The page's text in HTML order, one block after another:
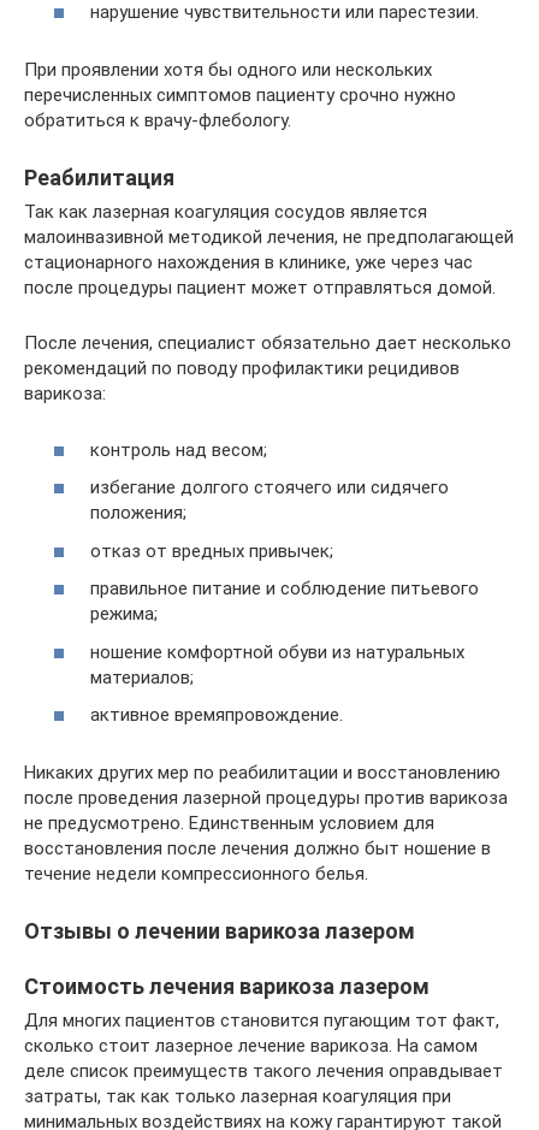
нарушение чувствительности или парестезии.
При проявлении хотя бы одного или нескольких
перечисленных симптомов пациенту срочно нужно
обратиться к врачу-флебологу.
Реабилитация
Так как лазерная коагуляция сосудов является
малоинвазивной методикой лечения, не предполагающей
стационарного нахождения в клинике, уже через час
после процедуры пациент может отправляться домой.
После лечения, специалист обязательно дает несколько
рекомендаций по поводу профилактики рецидивов
варикоза:
контроль над весом;
избегание долгого стоячего или сидячего
положения;
отказ от вредных привычек;
правильное питание и соблюдение питьевого
режима;
ношение комфортной обуви из натуральных
материалов;
активное времяпровождение.
Никаких других мер по реабилитации и восстановлению
после проведения лазерной процедуры против варикоза
не предусмотрено. Единственным условием для
восстановления после лечения должно быт ношение в
течение недели компрессионного белья.
Отзывы о лечении варикоза лазером
Стоимость лечения варикоза лазером
Для многих пациентов становится пугающим тот факт,
сколько стоит лазерное лечение варикоза. На самом
деле список преимуществ такого лечения оправдывает
затраты, так как только лазерная коагуляция при
минимальных воздействиях на кожу гарантируют такой